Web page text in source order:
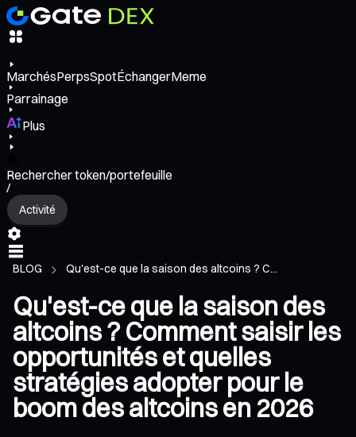
MarchésPerpsSpotÉchangerMeme
Parrainage
Plus
Rechercher token/portefeuille
/
Activité
BLOG Qu'est-ce que la saison des altcoins ? C...
Qu'est-ce que la saison des
altcoins ? Comment saisir les
opportunités et quelles
stratégies adopter pour le
boom des altcoins en 2026